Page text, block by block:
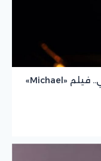
أول فيلم سيرة ذاتية يحقق إنجاز عالمي.. فيلم «Michael»